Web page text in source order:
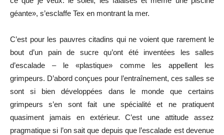
géante», s’esclaffe Tex en montrant la mer.
C’est pour les pauvres citadins qui ne voient que rarement le
bout d’un pain de sucre qu’ont été inventées les salles
d’escalade – le «plastique» comme les appellent les
grimpeurs. D’abord conçues pour l’entraînement, ces salles se
sont si bien développées dans le monde que certains
grimpeurs s’en sont fait une spécialité et ne pratiquent
quasiment jamais en extérieur. C’est une attitude assez
pragmatique si l’on sait que depuis que l’escalade est devenue